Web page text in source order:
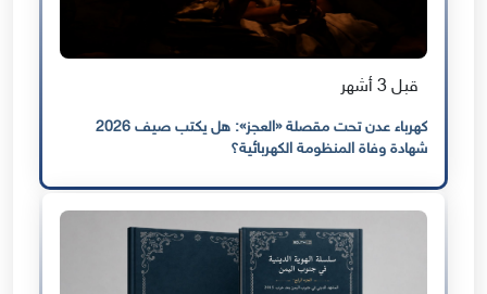
قبل 3 أشهر
كهرباء عدن تحت مقصلة «العجز»: هل يكتب صيف 2026
شهادة وفاة المنظومة الكهربائية؟